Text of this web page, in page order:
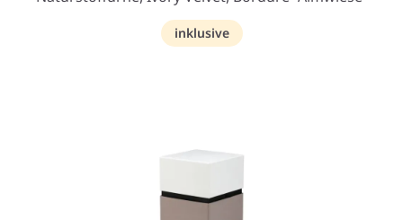
inklusive